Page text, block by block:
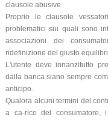
clausole abusive.
Proprio le clausole
problematici sui quali sono
associazioni dei
ridefinizione del giusto
L'utente deve innanzitutto
dalla banca siano sempre
anticipo.
Qualora alcuni termini del
a ca-rico del consumatore, i